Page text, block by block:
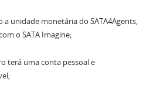
a unidade monetária do SATA4Agents,
o SATA Imagine;
terá uma conta pessoal e